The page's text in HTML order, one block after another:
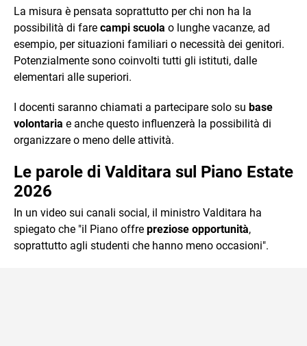
La misura è pensata soprattutto per chi non ha la
possibilità di fare campi scuola o lunghe vacanze, ad
esempio, per situazioni familiari o necessità dei genitori.
Potenzialmente sono coinvolti tutti gli istituti, dalle
elementari alle superiori.
I docenti saranno chiamati a partecipare solo su base
volontaria e anche questo influenzerà la possibilità di
organizzare o meno delle attività.
Le parole di Valditara sul Piano Estate
2026
In un video sui canali social, il ministro Valditara ha
spiegato che "il Piano offre preziose opportunità,
soprattutto agli studenti che hanno meno occasioni".